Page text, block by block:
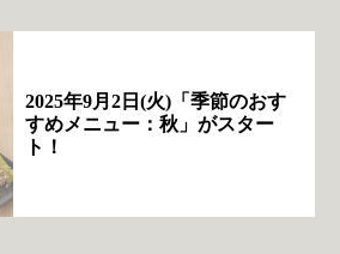
2025年9月2日(火)「季節のおす
すめメニュー：秋」がスター
ト！